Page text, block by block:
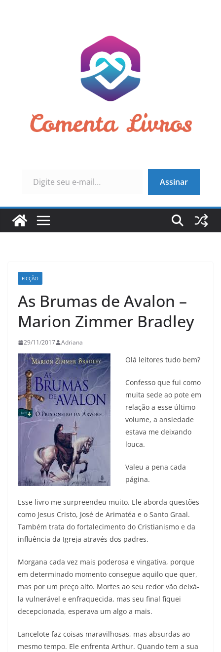
Assinar
FICÇÃO
As Brumas de Avalon –
Marion Zimmer Bradley
29/11/2017 Adriana
Olá leitores tudo bem?
Confesso que fui como
muita sede ao pote em
relação a esse último
volume, a ansiedade
estava me deixando
louca.
Valeu a pena cada
página.
Esse livro me surpreendeu muito. Ele aborda questões
como Jesus Cristo, José de Arimatéa e o Santo Graal.
Também trata do fortalecimento do Cristianismo e da
influência da Igreja através dos padres.
Morgana cada vez mais poderosa e vingativa, porque
em determinado momento consegue aquilo que quer,
mas por um preço alto. Mortes ao seu redor vão deixá-
la vulnerável e enfraquecida, mas seu final fiquei
decepcionada, esperava um algo a mais.
Lancelote faz coisas maravilhosas, mas absurdas ao
mesmo tempo. Ele enfrenta Arthur. Quando tem a sua